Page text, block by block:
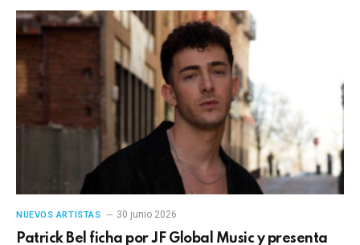
NUEVOS ARTISTAS 30 junio 2026
Patrick Bel ficha por JF Global Music y presenta